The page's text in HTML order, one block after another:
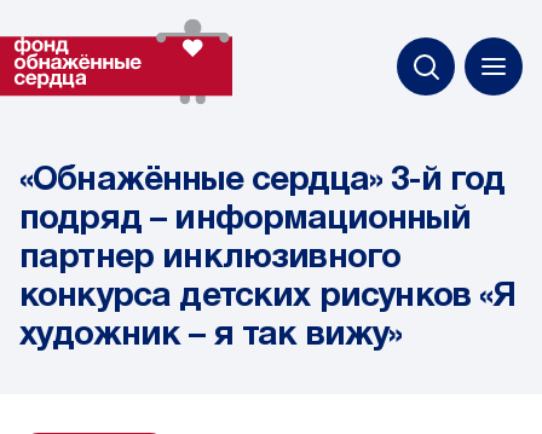
«Обнажённые сердца» 3-й год
подряд – информационный
партнер инклюзивного
конкурса детских рисунков «Я
художник – я так вижу»